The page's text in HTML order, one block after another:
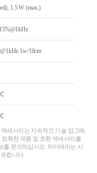
1.5 W (max.)
1w/10cm
세서리는 지속적인 기술 업그레
확한 제품 및 호환 액세서리를
를 문의하십시오. 하이테라는 사
합니다.